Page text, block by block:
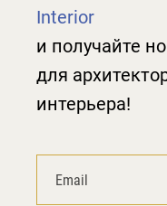
Interior
и получайте
для
интерьера!